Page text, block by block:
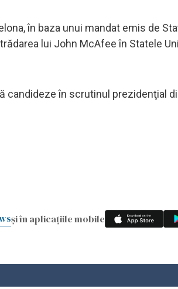
în baza unui mandat emis de
lui John McAfee în Statele
în scrutinul prezidenţial
și în aplicațiile mobile